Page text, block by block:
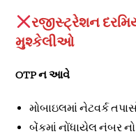
રજીસ્ટ્રેશન
મુશ્કેલીઓ
OTP ન આવે
મોબાઇલમાં નેટવર્ક
બેંકમાં નોંધાયેલ નંબર